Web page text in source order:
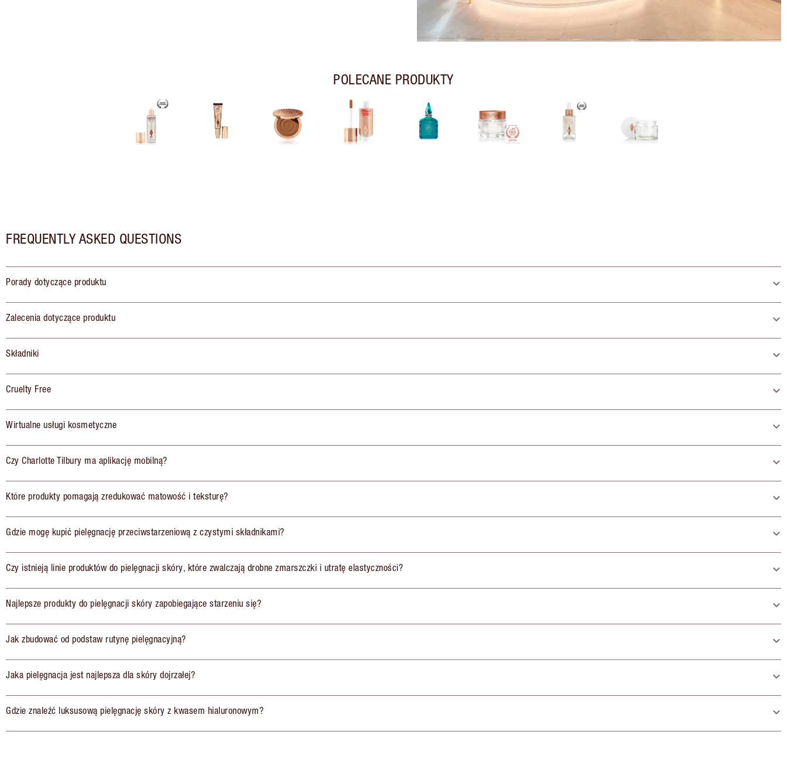
POLECANE PRODUKTY
FREQUENTLY ASKED QUESTIONS
Porady dotyczące produktu
Zalecenia dotyczące produktu
Składniki
Cruelty Free
Wirtualne usługi kosmetyczne
Czy Charlotte Tilbury ma aplikację mobilną?
Które produkty pomagają zredukować matowość i teksturę?
Gdzie mogę kupić pielęgnację przeciwstarzeniową z czystymi składnikami?
Czy istnieją linie produktów do pielęgnacji skóry, które zwalczają drobne zmarszczki i utratę elastyczności?
Najlepsze produkty do pielęgnacji skóry zapobiegające starzeniu się?
Jak zbudować od podstaw rutynę pielęgnacyjną?
Jaka pielęgnacja jest najlepsza dla skóry dojrzałej?
Gdzie znaleźć luksusową pielęgnację skóry z kwasem hialuronowym?